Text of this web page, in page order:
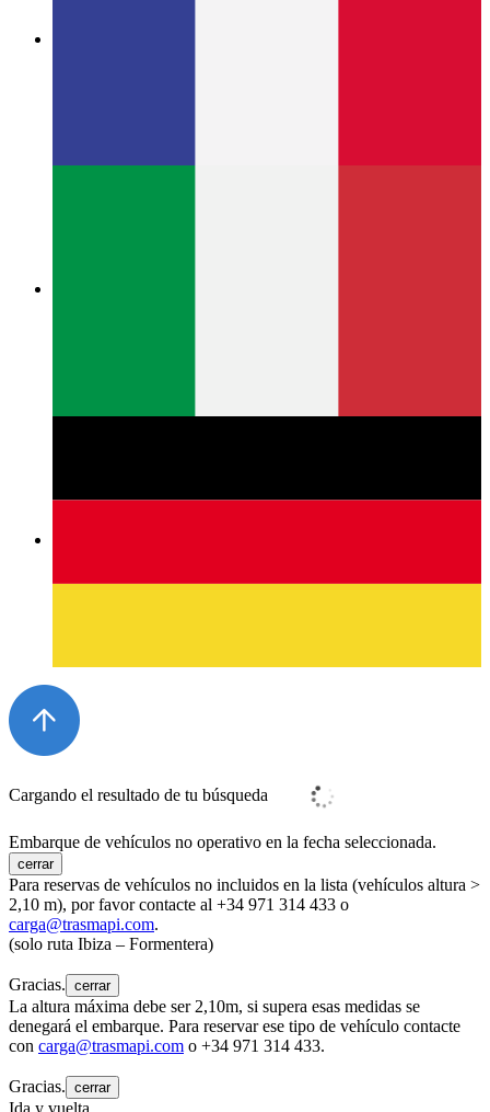
Cargando el resultado de tu búsqueda
Embarque de vehículos no operativo en la fecha seleccionada.
cerrar
Para reservas de vehículos no incluidos en la lista (vehículos altura >
2,10 m), por favor contacte al +34 971 314 433 o
carga@trasmapi.com.
(solo ruta Ibiza – Formentera)
Gracias. cerrar
La altura máxima debe ser 2,10m, si supera esas medidas se
denegará el embarque. Para reservar ese tipo de vehículo contacte
con carga@trasmapi.com o +34 971 314 433.
Gracias. cerrar
Ida y vuelta